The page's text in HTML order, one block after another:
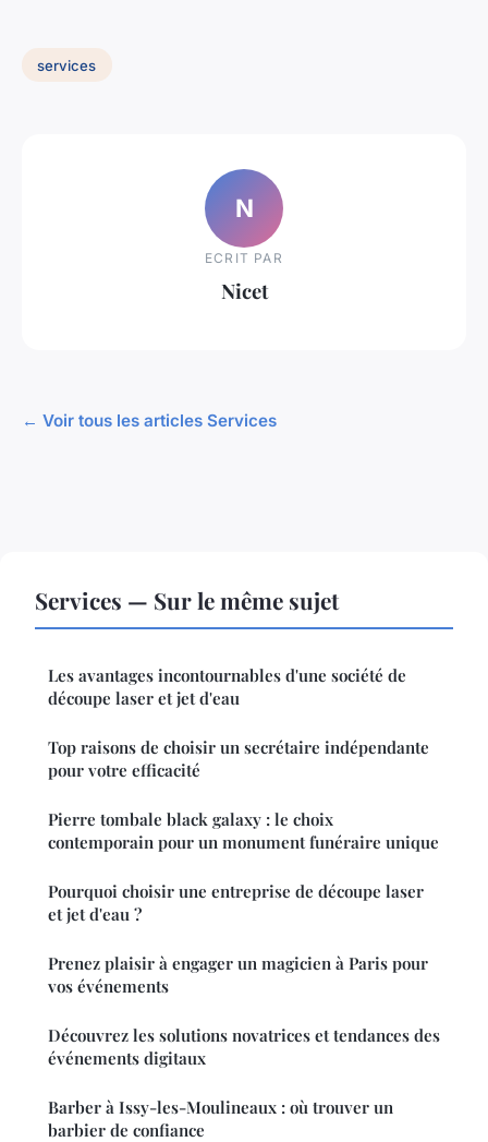
services
N
ECRIT PAR
Nicet
← Voir tous les articles Services
Services — Sur le même sujet
Les avantages incontournables d'une société de
découpe laser et jet d'eau
Top raisons de choisir un secrétaire indépendante
pour votre efficacité
Pierre tombale black galaxy : le choix
contemporain pour un monument funéraire unique
Pourquoi choisir une entreprise de découpe laser
et jet d'eau ?
Prenez plaisir à engager un magicien à Paris pour
vos événements
Découvrez les solutions novatrices et tendances des
événements digitaux
Barber à Issy-les-Moulineaux : où trouver un
barbier de confiance